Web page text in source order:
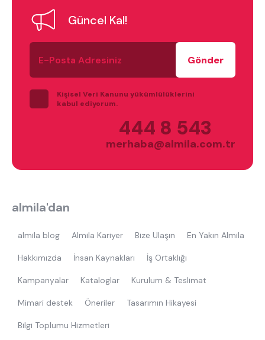
En çok ziyaret edilenler
tek kişilik yatak gamer
monte
çocuk odası
oyuncu sandalyesi
Güncel Kal!
E-
Posta
Adresiniz
Kişisel Veri Kanunu yükümlülüklerini
kabul ediyorum.
444 8 543
merhaba@almila.com.tr
almila'dan
almila blog Almila Kariyer Bize Ulaşın En Yakın Almila
Hakkımızda İnsan Kaynakları İş Ortaklığı
Kampanyalar Kataloglar Kurulum & Teslimat
Mimari destek Öneriler Tasarımın Hikayesi
Bilgi Toplumu Hizmetleri